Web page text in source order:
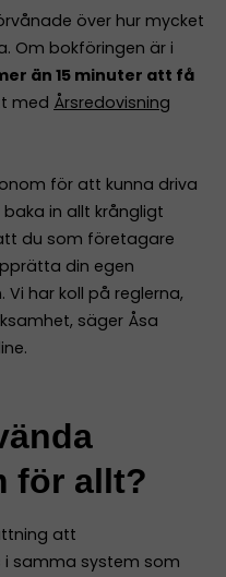
över hur mycket
Om bokföringen är i
än 15 minuter att få
med Årsredovisning
för att kunna driva
in allt krångligt
du som företagare
din egen
har koll på reglerna,
säger Åsa
för allt?
att
samma system som